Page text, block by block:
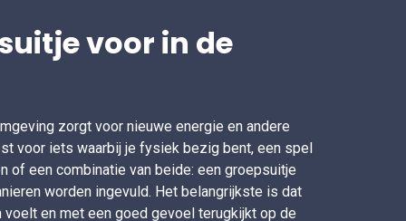
voor in de
zorgt voor nieuwe energie en andere
voor iets waarbij je fysiek bezig bent, een spel
of een combinatie van beide: een groepsuitje
worden ingevuld. Het belangrijkste is dat
en met een goed gevoel terugkijkt op de